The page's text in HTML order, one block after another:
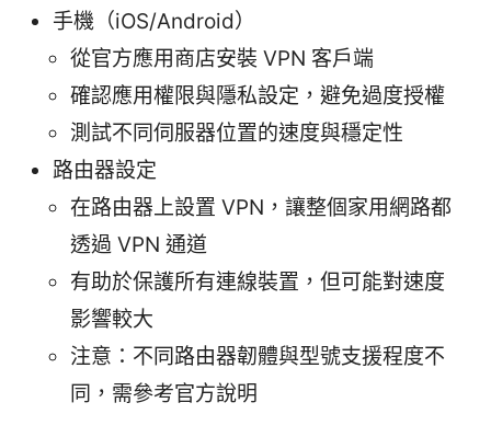
手機（iOS/Android）
從官方應用商店安裝 VPN 客戶端
確認應用權限與隱私設定，避免過度授權
測試不同伺服器位置的速度與穩定性
路由器設定
在路由器上設置 VPN，讓整個家用網路都
透過 VPN 通道
有助於保護所有連線裝置，但可能對速度
影響較大
注意：不同路由器韌體與型號支援程度不
同，需參考官方說明